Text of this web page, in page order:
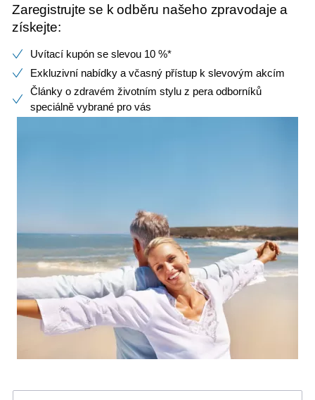
Zaregistrujte se k odběru našeho zpravodaje a
získejte:
Uvítací kupón se slevou 10 %*
Exkluzivní nabídky a včasný přístup k slevovým akcím
Články o zdravém životním stylu z pera odborníků
speciálně vybrané pro vás